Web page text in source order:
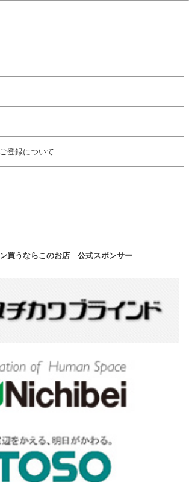
登録について
買うならこのお店 公式スポンサー